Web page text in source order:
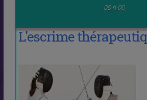
00 h 00
L'escrime